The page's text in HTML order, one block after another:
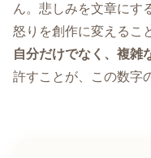
ん。悲しみを文章にす
怒りを創作に変えるこ
自分だけでなく、複雑
許すことが、この数字